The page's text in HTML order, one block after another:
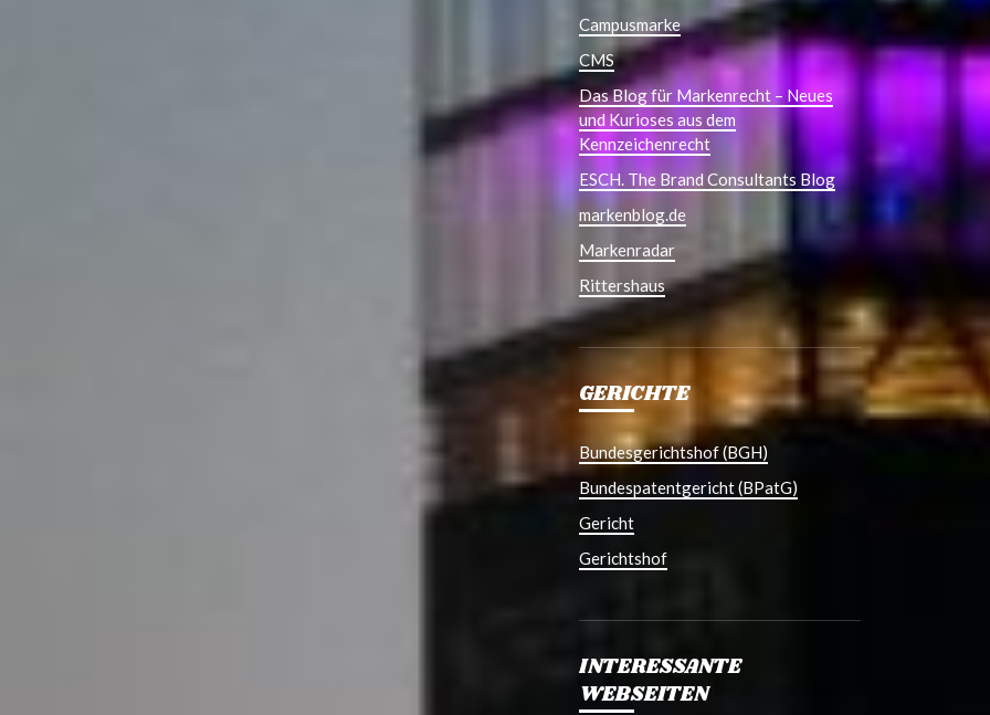
Campusmarke
CMS
Das Blog für Markenrecht – Neues
und Kurioses aus dem
Kennzeichenrecht
ESCH. The Brand Consultants Blog
markenblog.de
Markenradar
Rittershaus
GERICHTE
Bundesgerichtshof (BGH)
Bundespatentgericht (BPatG)
Gericht
Gerichtshof
INTERESSANTE
WEBSEITEN